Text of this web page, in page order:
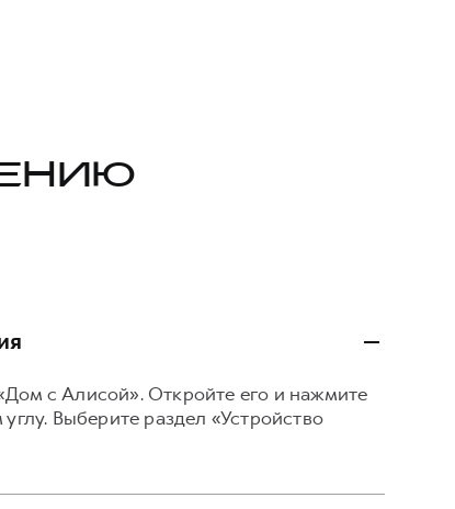
с Алисой». Откройте его и нажмите
Выберите раздел «Устройство